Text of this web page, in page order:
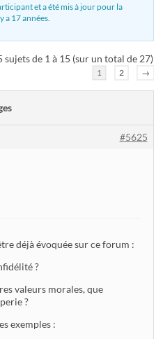
et a été mis à jour pour la
a 17 années
sujets de 1 à 15 (sur un total de 27)
1 2 →
#5625
déjà évoquée sur ce forum :
?
valeurs morales, que
?
exemples :